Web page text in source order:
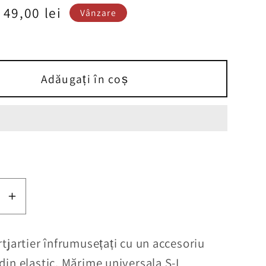
Preț
49,00 lei
Vânzare
Adăugați în coș
Creșteți
cantitatea
pentru
Ciorapiînfrumusețați cu un accesoriu
elastic. Mărime universala S-L